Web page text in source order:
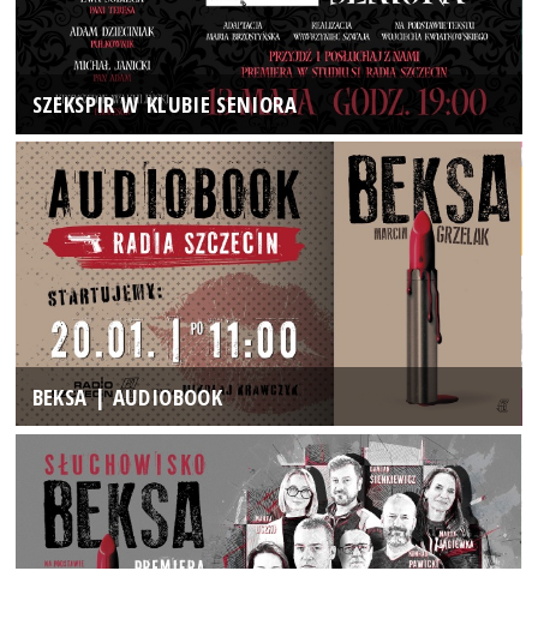
SZEKSPIR W KLUBIE SENIORA
BEKSA | AUDIOBOOK